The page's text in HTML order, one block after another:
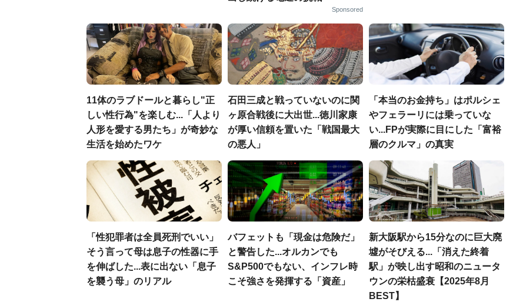
Sponsored
11体のラブドールと暮らし"正
しい性行為"を楽しむ...「人より
人形を愛する男たち」が奇妙な
生活を始めたワケ
石田三成と戦っていないのに関
ヶ原合戦後に大出世...徳川家康
が厚い信頼を置いた「戦国最大
の悪人」
「本当のお金持ち」はポルシェ
やフェラーリには乗っていな
い...FPが実際に目にした「富裕
層のクルマ」の真実
「性犯罪者は全員死刑でいい」
そう言って母は息子の性器に手
を伸ばした...表に出ない「息子
を襲う母」のリアル
バフェットも「現金は危険だ」
と警告した...オルカンでも
S&P500でもない、インフレ時
こそ強さを発揮する「資産」
新大阪駅から15分なのに巨大廃
墟がそびえる...「消えた終着
駅」が映し出す昭和のニュータ
ウンの栄枯盛衰【2025年8月
BEST】